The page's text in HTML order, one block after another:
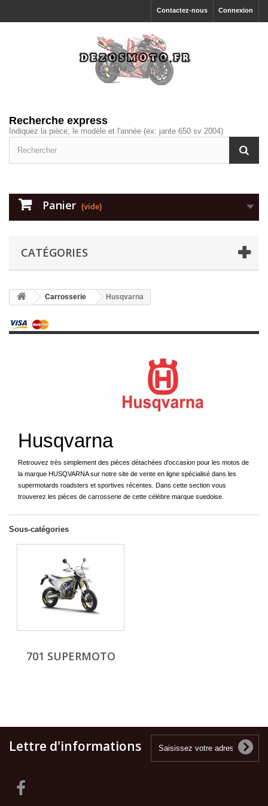
Connexion
Contactez-nous
Recherche express
Indiquez la pièce, le modèle et l'année (ex: jante 650 sv 2004)
Panier (vide)
CATÉGORIES
Carrosserie Husqvarna
Husqvarna
Retrouvez très simplement des pièces détachées d'occasion pour les motos de
la marque HUSQVARNA sur notre site de vente en ligne spécialisé dans les
supermotards roadsters et sportives récentes. Dans cette section vous
trouverez les pièces de carrosserie de cette célèbre marque suedoise.
Sous-catégories
701 SUPERMOTO
Lettre d'informations